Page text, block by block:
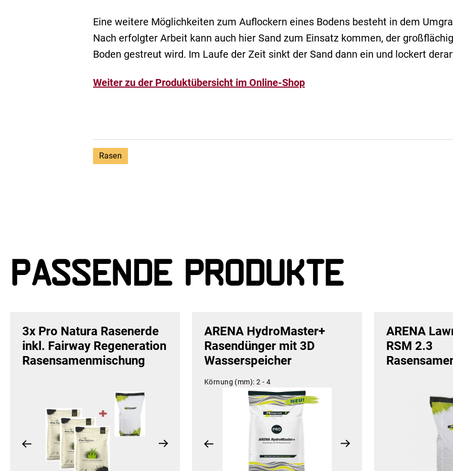
Eine weitere Möglichkeiten zum Auflockern eines Bodens besteht in dem
Nach erfolgter Arbeit kann auch hier Sand zum Einsatz kommen, der
Boden gestreut wird. Im Laufe der Zeit sinkt der Sand dann ein und lockert
Weiter zu der Produktübersicht im Online-Shop
Rasen
Passende Produkte
3x Pro Natura Rasenerde
inkl. Fairway Regeneration
Rasensamenmischung
ARENA HydroMaster+
Rasendünger mit 3D
Wasserspeicher
Körnung (mm): 2 - 4
ARENA
RSM 2.3